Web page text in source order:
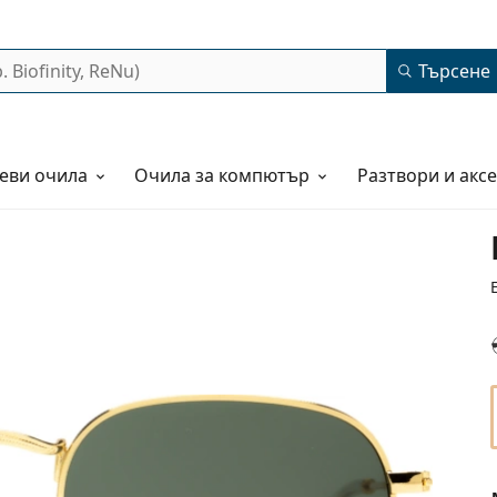
Търсене
очила Очила за компютър Разтвори и